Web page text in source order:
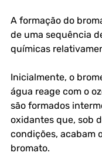
A formação do
de uma sequência
químicas
Inicialmente, o
água reage com o
são formados
oxidantes que, sob
condições, acabam
bromato.